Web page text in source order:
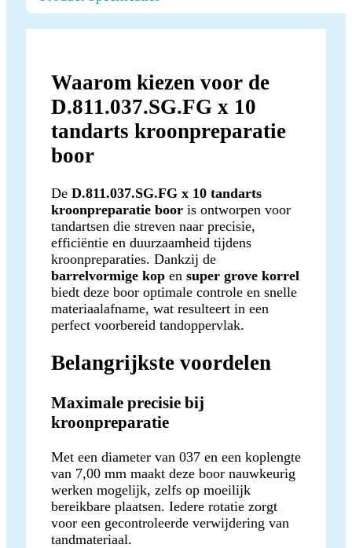
Waarom kiezen voor de
D.811.037.SG.FG x 10
tandarts kroonpreparatie
boor
De D.811.037.SG.FG x 10 tandarts
kroonpreparatie boor is ontworpen voor
tandartsen die streven naar precisie,
efficiëntie en duurzaamheid tijdens
kroonpreparaties. Dankzij de
barrelvormige kop en super grove korrel
biedt deze boor optimale controle en snelle
materiaalafname, wat resulteert in een
perfect voorbereid tandoppervlak.
Belangrijkste voordelen
Maximale precisie bij
kroonpreparatie
Met een diameter van 037 en een koplengte
van 7,00 mm maakt deze boor nauwkeurig
werken mogelijk, zelfs op moeilijk
bereikbare plaatsen. Iedere rotatie zorgt
voor een gecontroleerde verwijdering van
tandmateriaal.